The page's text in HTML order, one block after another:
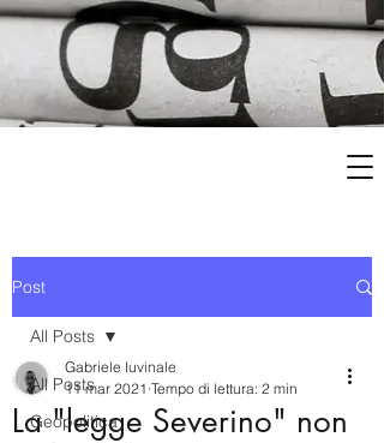
Post
All Posts
Geopolitica
All Posts
La "legge Severino" non
Gabriele Iuvinale
11 mar 2021 Tempo di lettura: 2 min